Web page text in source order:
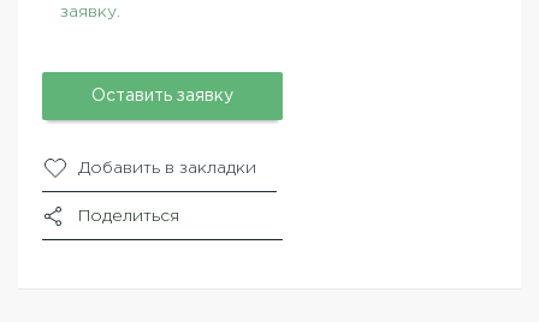
заявку.
Оставить заявку
Добавить в закладки
Поделиться